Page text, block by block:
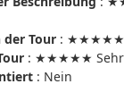
der Tour : ★★★★★
: ★★★★★
: Nein